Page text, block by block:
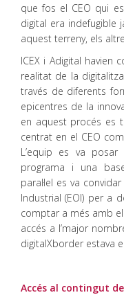
que fos el CEO qui
digital era indefugible
aquest terreny, els
ICEX i Adigital havien
realitat de la
través de diferents
epicentres de la
en aquest procés es
centrat en el CEO
L’equip es va
programa i una
paral·lel es va
Industrial (EOI) per a
comptar a més amb
accés a l’major
digitalXborder estava
Accés al contingut